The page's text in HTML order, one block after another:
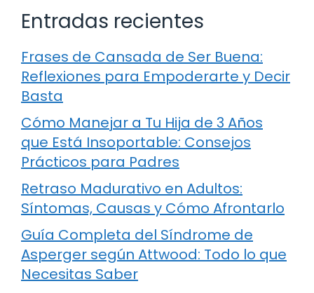
Entradas recientes
Frases de Cansada de Ser Buena:
Reflexiones para Empoderarte y Decir
Basta
Cómo Manejar a Tu Hija de 3 Años
que Está Insoportable: Consejos
Prácticos para Padres
Retraso Madurativo en Adultos:
Síntomas, Causas y Cómo Afrontarlo
Guía Completa del Síndrome de
Asperger según Attwood: Todo lo que
Necesitas Saber